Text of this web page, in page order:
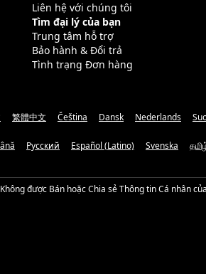
Liên hệ với chúng tôi
Tìm đại lý của bạn
Trung tâm hỗ trợ
Bảo hành & Đổi trả
Tình trạng Đơn hàng
繁體中文 Čeština Dansk Nederlands
Русский Español (Latino) Svenska
Không được Bán hoặc Chia sẻ Thông tin Cá nhân